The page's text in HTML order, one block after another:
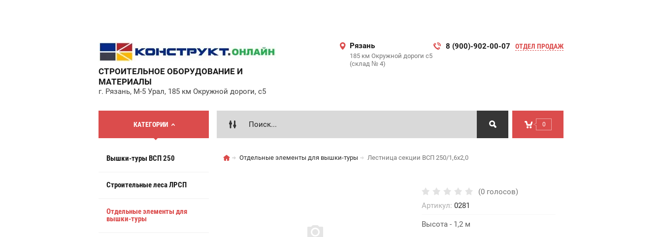
СТРОИТЕЛЬНОЕ ОБОРУДОВАНИЕ И
МАТЕРИАЛЫ
г. Рязань, М-5 Урал, 185 км Окружной дороги, с5
Рязань
185 км Окружной дороги с5
(склад № 4)
8 (900)-902-00-07 ОТДЕЛ ПРОДАЖ
КАТЕГОРИИ 0
Вышки-туры ВСП 250
Строительные леса ЛРСП
Отдельные элементы для
вышки-туры
Отдельные элементы для вышки-туры Лестница секции ВСП 250/1,6х2,0
(0 голосов)
Артикул: 0281
Высота - 1,2 м